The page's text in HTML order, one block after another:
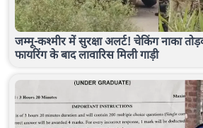
जम्मू-कश्मीर में सुरक्षा अलर्ट! चेकिंग नाका
फायरिंग के बाद लावारिस मिली गाड़ी